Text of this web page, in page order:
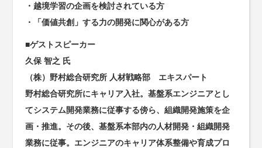
・越境学習の企画を検討されている方
・「価値共創」する力の開発に関心がある方
■ゲストスピーカー
久保 智之 氏
（株）野村総合研究所 人材戦略部 エキスパート
野村総合研究所にキャリア入社。基盤系エンジニアとし
てシステム開発業務に従事する傍ら、組織開発施策を企
画・推進。その後、基盤系本部内の人材開発・組織開発
業務に従事。エンジニアのキャリア体系整備や育成プロ